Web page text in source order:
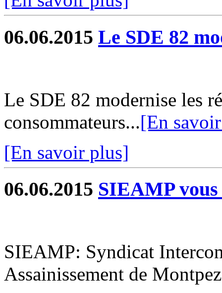
06.06.2015 Le SDE 82
Le SDE 82 modernise les
consommateurs...[En
[En savoir plus]
06.06.2015 SIEAMP
SIEAMP: Syndicat
Assainissement de